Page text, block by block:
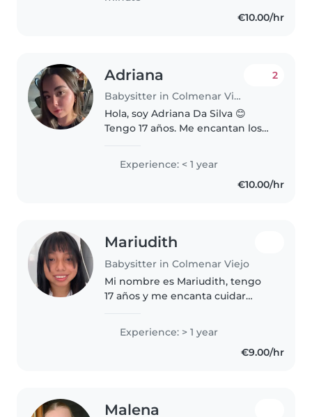
€10.00/hr
Adriana
Babysitter in Colmenar Viejo
2
Hola, soy Adriana Da Silva 😊
Tengo 17 años. Me encantan los
mucho cuidarlos, jugar con ellos,
ayudarles con sus tareas o
simplemente pasar un rato
Experience: < 1 year
€10.00/hr
Mariudith
Babysitter in Colmenar Viejo
Mi nombre es Mariudith, tengo
17 años y me encanta cuidar
preciado. Tengo mucha
experiencia cuidando niños y me
Experience: > 1 year
€9.00/hr
Malena